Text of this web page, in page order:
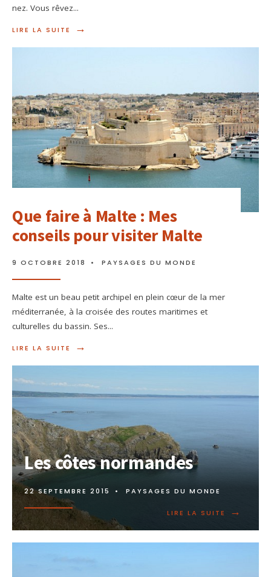
nez. Vous rêvez...
LIRE LA SUITE →
Que faire à Malte : Mes
conseils pour visiter Malte
9 OCTOBRE 2018 • PAYSAGES DU MONDE
Malte est un beau petit archipel en plein cœur de la mer
méditerranée, à la croisée des routes maritimes et
culturelles du bassin. Ses...
LIRE LA SUITE →
Les côtes normandes
22 SEPTEMBRE 2015 • PAYSAGES DU MONDE
LIRE LA SUITE →